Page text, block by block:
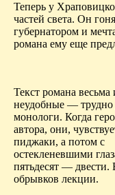
Теперь у
частей света. Он
губернатором и
романа ему еще
Текст романа весьма
неудобные — трудно
монологи. Когда
автора, они,
пиджаки, а потом с
остекленевшими
пятьдесят — двести.
обрывков лекции.